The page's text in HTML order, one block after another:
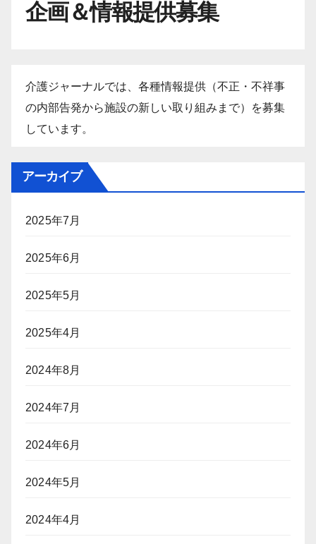
企画＆情報提供募集
介護ジャーナルでは、各種情報提供（不正・不祥事
の内部告発から施設の新しい取り組みまで）を募集
しています。
アーカイブ
2025年7月
2025年6月
2025年5月
2025年4月
2024年8月
2024年7月
2024年6月
2024年5月
2024年4月